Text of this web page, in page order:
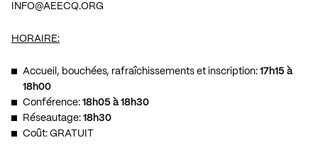
INFO@AEECQ.ORG
HORAIRE:
Accueil, bouchées, rafraîchissements et inscription: 17h15 à
18h00
Conférence: 18h05 à 18h30
Réseautage: 18h30
Coût: GRATUIT